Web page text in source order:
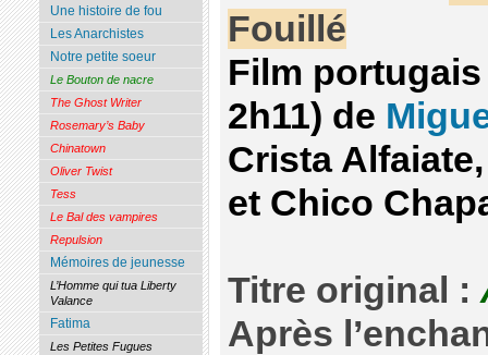
Fouillé
Film
2h11) de
Crista
et Chico
Titre original :
Après
Une histoire de fou
Les Anarchistes
Notre petite soeur
Le Bouton de nacre
The Ghost Writer
Rosemary’s Baby
Chinatown
Oliver Twist
Tess
Le Bal des vampires
Repulsion
Mémoires de jeunesse
L’Homme qui tua Liberty
Valance
Fatima
Les Petites Fugues